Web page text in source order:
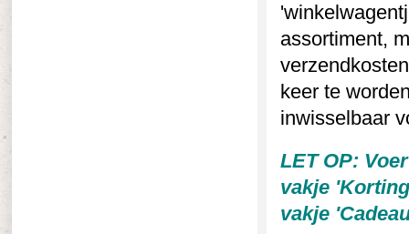
assortiment,
keer te
inwisselbaar
LET OP:
vakje
vakje